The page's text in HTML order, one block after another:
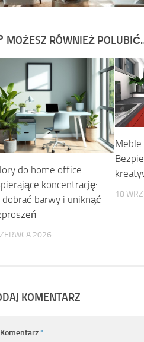
MOŻESZ RÓWNIEŻ
do home office
koncentrację:
dobrać barwy i uniknąć
2026
Meble
18
KOMENTARZ
Komentarz*